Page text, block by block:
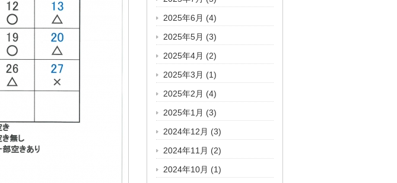
2025年6月 (4)
2025年5月 (3)
2025年4月 (2)
2025年3月 (1)
2025年2月 (4)
2025年1月 (3)
2024年12月 (3)
2024年11月 (2)
2024年10月 (1)